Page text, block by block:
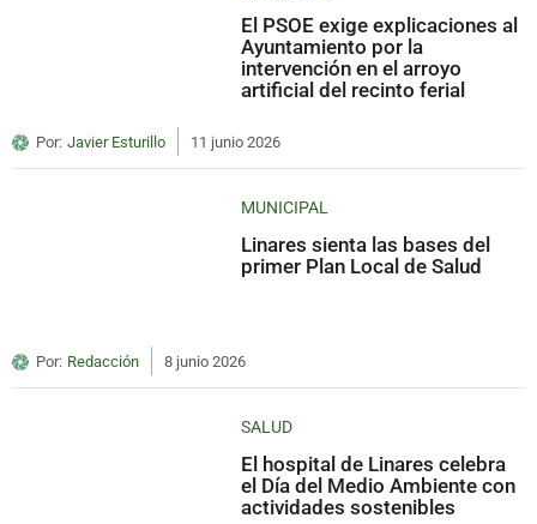
El PSOE exige explicaciones al
Ayuntamiento por la
intervención en el arroyo
artificial del recinto ferial
Por: Javier Esturillo 11 junio 2026
MUNICIPAL
Linares sienta las bases del
primer Plan Local de Salud
Por: Redacción 8 junio 2026
SALUD
El hospital de Linares celebra
el Día del Medio Ambiente con
actividades sostenibles